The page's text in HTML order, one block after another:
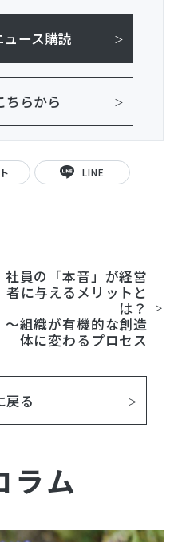
ュース購読
ちらから
LINE
戻る
社員の「本音」が経営
者に与えるメリットと
は？
～組織が有機的な創造
体に変わるプロセス
ラム